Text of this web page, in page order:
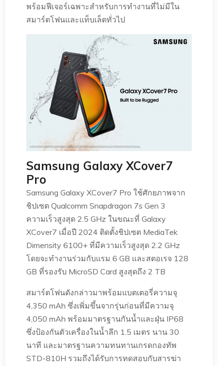
พร้อมฟีเจอร์เฉพาะสำหรับการทำงานที่ไม่มีใน
สมาร์ตโฟนและแท็บเล็ตทั่วไป
Samsung Galaxy XCover7
Pro
Samsung Galaxy XCover7 Pro ใช้ศักยภาพจาก
ชิปเซต Qualcomm Snapdragon 7s Gen 3
ความเร็วสูงสุด 2.5 GHz ในขณะที่ Galaxy
XCover7 เมื่อปี 2024 ติดตั้งชิปเซต MediaTek
Dimensity 6100+ ที่มีความเร็วสูงสุด 2.2 GHz
โดยจะทำงานร่วมกับแรม 6 GB และสตอเรจ 128
GB ที่รองรับ MicroSD Card สูงสุดถึง 2 TB
สมาร์ตโฟนดังกล่าวมาพร้อมแบตเตอรี่ความจุ
4,350 mAh ซึ่งเพิ่มขึ้นจากรุ่นก่อนที่มีความจุ
4,050 mAh พร้อมมาตรฐานกันน้ำและฝุ่น IP68
ซึ่งป้องกันตัวเครื่องในน้ำลึก 1.5 เมตร นาน 30
นาที และมาตรฐานความทนทานเกรดกองทัพ
STD-810H รวมถึงได้รับการทดสอบกับสารฆ่า